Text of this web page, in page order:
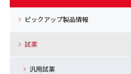
ピックアップ製品情報
試薬
汎用試薬